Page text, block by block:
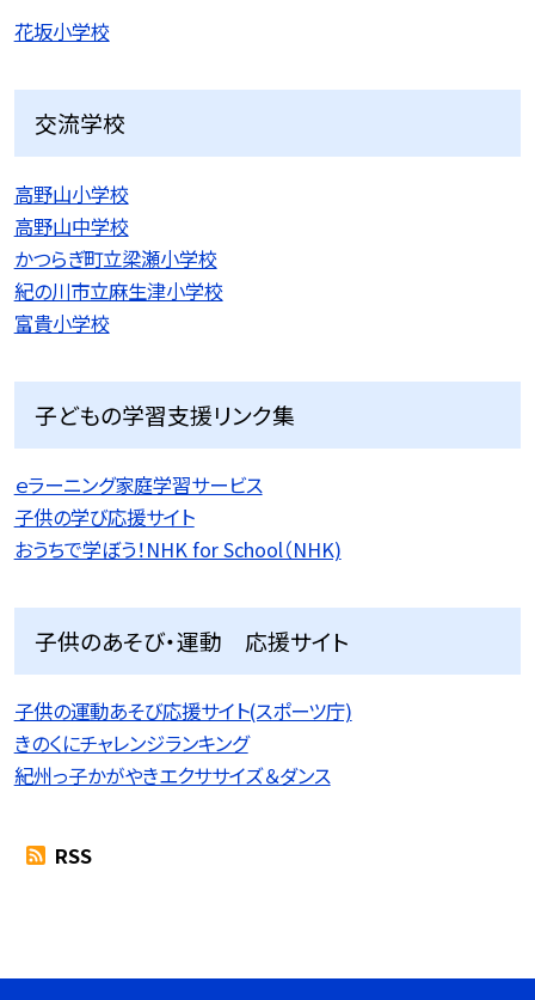
花坂小学校
交流学校
高野山小学校
高野山中学校
かつらぎ町立梁瀬小学校
紀の川市立麻生津小学校
富貴小学校
子どもの学習支援リンク集
ｅラーニング家庭学習サービス
子供の学び応援サイト
おうちで学ぼう！NHK for School（NHK)
子供のあそび・運動 応援サイト
子供の運動あそび応援サイト(スポーツ庁)
きのくにチャレンジランキング
紀州っ子かがやきエクササイズ＆ダンス
RSS